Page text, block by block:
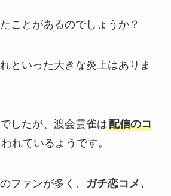
ことがあるのでしょうか？
といった大きな炎上はありま
したが、渡会雲雀は配信のコ
れているようです。
ファンが多く、
ガチ恋コメ、